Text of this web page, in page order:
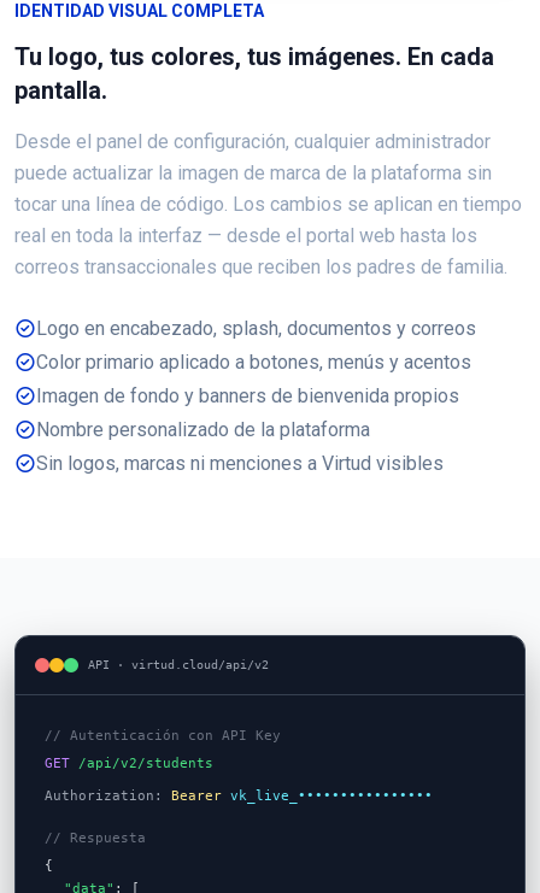
IDENTIDAD VISUAL COMPLETA
Tu logo, tus colores, tus imágenes. En cada
pantalla.
Desde el panel de configuración, cualquier administrador
puede actualizar la imagen de marca de la plataforma sin
tocar una línea de código. Los cambios se aplican en tiempo
real en toda la interfaz — desde el portal web hasta los
correos transaccionales que reciben los padres de familia.
Logo en encabezado, splash, documentos y correos
Color primario aplicado a botones, menús y acentos
Imagen de fondo y banners de bienvenida propios
Nombre personalizado de la plataforma
Sin logos, marcas ni menciones a Virtud visibles
API · virtud.cloud/api/v2
// Autenticación con API Key
GET /api/v2/students
Authorization: Bearer vk_live_••••••••••••••••
// Respuesta
{
"data" : [